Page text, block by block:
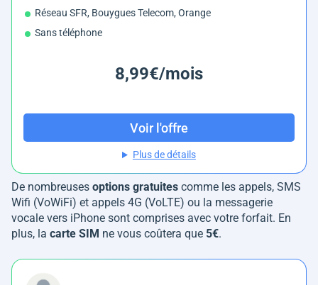
Réseau SFR, Bouygues Telecom, Orange
Sans téléphone
8,99€/mois
Voir l'offre
Plus de détails
De nombreuses options gratuites comme les appels, SMS
Wifi (VoWiFi) et appels 4G (VoLTE) ou la messagerie
vocale vers iPhone sont comprises avec votre forfait. En
plus, la carte SIM ne vous coûtera que 5€.